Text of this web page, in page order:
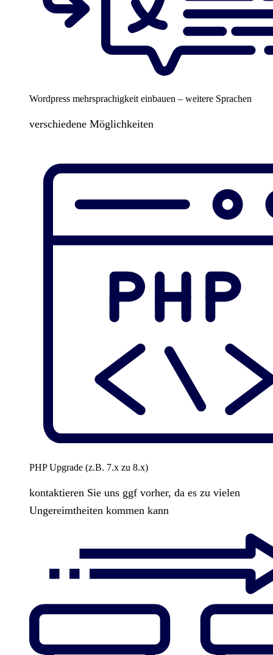
Wordpress mehrsprachigkeit einbauen – weitere Sprachen
verschiedene Möglichkeiten
PHP Upgrade (z.B. 7.x zu 8.x)
kontaktieren Sie uns ggf vorher, da es zu vielen
Ungereimtheiten kommen kann